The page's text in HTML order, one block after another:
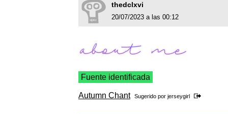
thedclxvi
20/07/2023 a las 00:12
Fuente identificada
Autumn Chant Sugerido por jerseygirl